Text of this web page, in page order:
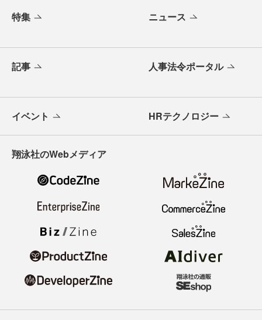
特集 ニュース
記事 人事法令ポータル
イベント HRテクノロジー
翔泳社のWebメディア